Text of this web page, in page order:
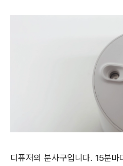
디퓨저의 분사구입니다. 15분